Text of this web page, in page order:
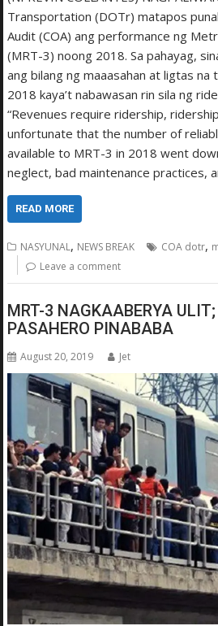
Transportation (DOTr) matapos
Audit (COA) ang performance ng
(MRT-3) noong 2018. Sa pahayag,
ang bilang ng maaasahan at ligtas
2018 kaya’t nabawasan rin sila ng
“Revenues require ridership,
unfortunate that the number of
available to MRT-3 in 2018 went
neglect, bad maintenance practices,
READ MORE
NASYUNAL, NEWS BREAK COA dotr,
Leave a comment
MRT-3 NAGKAABERYA
PASAHERO PINABABA
August 20, 2019 Jet